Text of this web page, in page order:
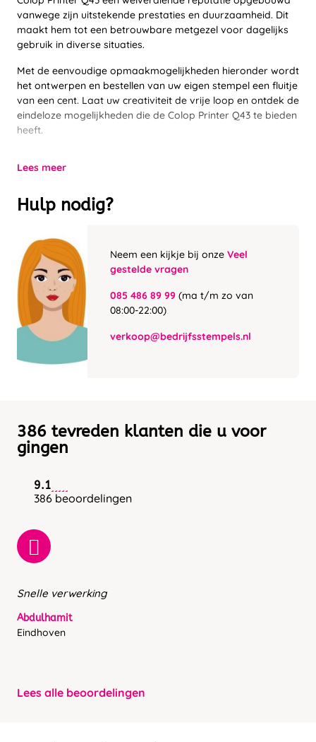
vanwege zijn uitstekende prestaties en duurzaamheid. Dit
maakt hem tot een betrouwbare metgezel voor dagelijks
gebruik in diverse situaties.
Met de eenvoudige opmaakmogelijkheden hieronder wordt
het ontwerpen en bestellen van uw eigen stempel een fluitje
van een cent. Laat uw creativiteit de vrije loop en ontdek de
eindeloze mogelijkheden die de Colop Printer Q43 te bieden
heeft.
Lees meer
Hulp nodig?
Neem een kijkje bij onze Veel
gestelde vragen
085 486 89 99 (ma t/m zo van
08:00-22:00)
verkoop@bedrijfsstempels.nl
386 tevreden klanten die u voor
gingen
9.1
386 beoordelingen
Snelle verwerking
Abdulhamit
Eindhoven
Lees alle beoordelingen